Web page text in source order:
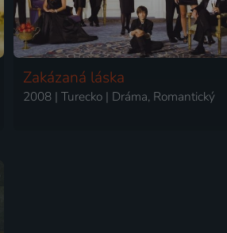
Zakázaná láska
2008 | Turecko | Dráma, Romantický